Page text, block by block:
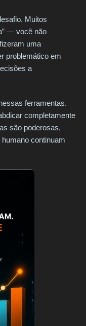
Muitos
— você não
uma
problemático em
a
ferramentas.
completamente
são poderosas,
continuam